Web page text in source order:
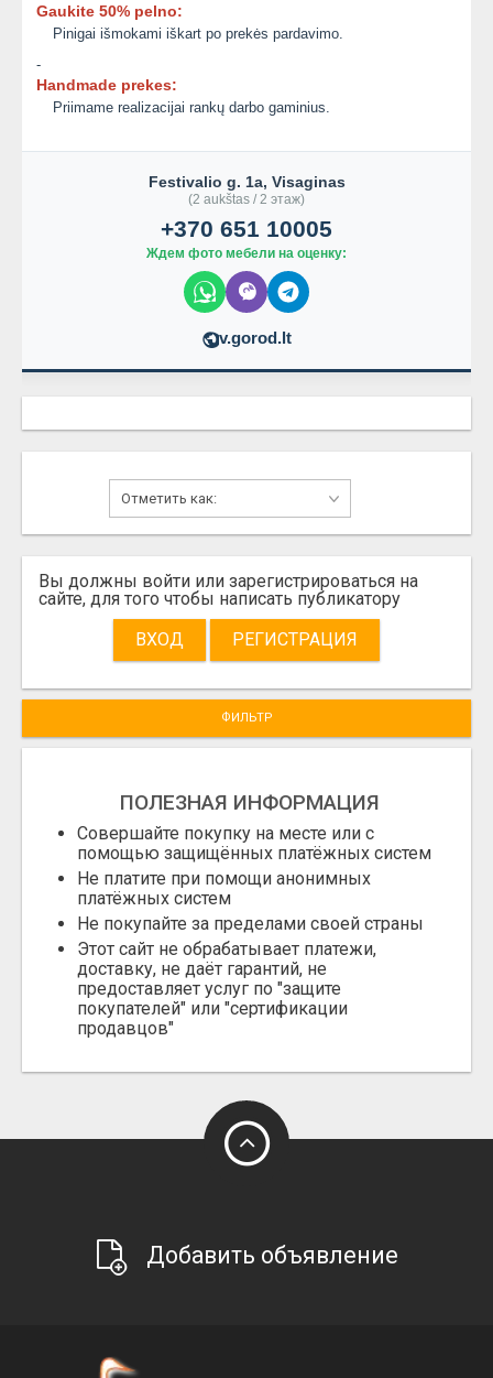
Gaukite 50% pelno:
Pinigai išmokami iškart po prekės pardavimo.
-
Handmade prekes:
Priimame realizacijai rankų darbo gaminius.
Festivalio g. 1a, Visaginas
(2 aukštas / 2 этаж)
+370 651 10005
Ждем фото мебели на оценку:
v.gorod.lt
Вы должны войти или зарегистрироваться на
сайте, для того чтобы написать публикатору
ВХОД
РЕГИСТРАЦИЯ
ФИЛЬТР
ПОЛЕЗНАЯ ИНФОРМАЦИЯ
Совершайте покупку на месте или с
помощью защищённых платёжных систем
Не платите при помощи анонимных
платёжных систем
Не покупайте за пределами своей страны
Этот сайт не обрабатывает платежи,
доставку, не даёт гарантий, не
предоставляет услуг по "защите
покупателей" или "сертификации
продавцов"
Добавить объявление